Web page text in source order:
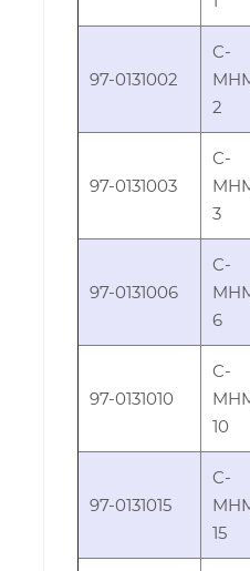
97-0131002
C-
2
97-0131003
C-
3
97-0131006
C-
6
97-0131010
C-
10
97-0131015
C-
15